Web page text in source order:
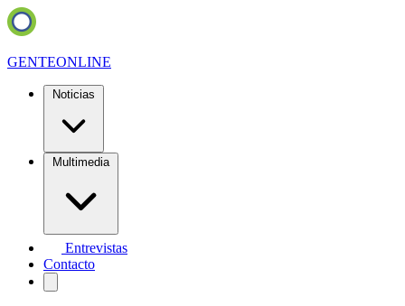
GENTEONLINE
Noticias
Multimedia
Entrevistas
Contacto